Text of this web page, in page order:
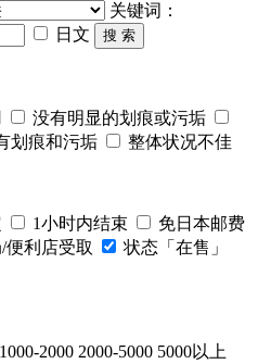
关键词：
日文
搜 索
没有明显的划痕或污垢
划痕和污垢 整体状况不佳
1小时内结束
免日本邮费
便利店受取
状态「在售」
1000-2000 2000-5000 5000以上